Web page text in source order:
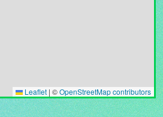
Leaflet | ©OpenStreetMap contributors